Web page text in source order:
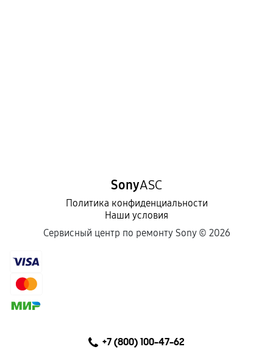
SonyASC
Политика конфиденциальности
Наши условия
Сервисный центр по ремонту Sony © 2026
+7 (800) 100-47-62